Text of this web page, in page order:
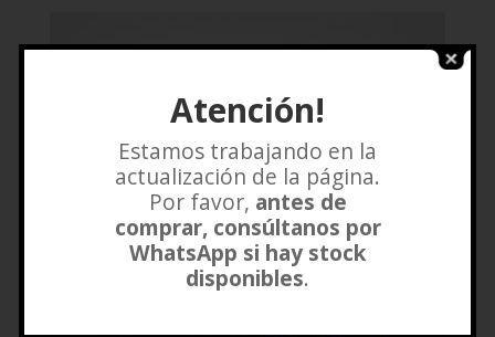
Atención!
Estamos trabajando en la
actualización de la página.
Por favor, antes de
comprar, consúltanos por
WhatsApp si hay stock
disponibles.